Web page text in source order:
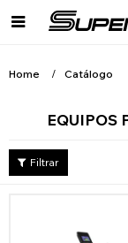

Home Catálogo
EQUIPOS